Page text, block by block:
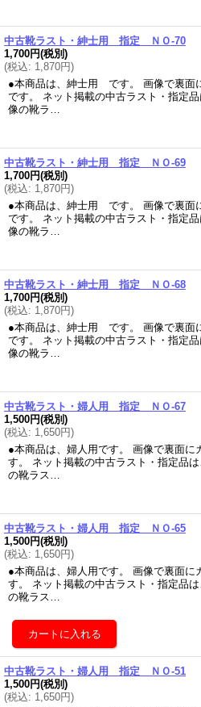
中古靴ラスト・紳士用 指定 ＮＯ-70
1,700円(税別)
(税込: 1,870円)
●本商品は、紳士用 です。 画像で裏面
です。 ネット掲載の中古ラスト・指
像の靴ラ…
中古靴ラスト・紳士用 指定 ＮＯ-69
1,700円(税別)
(税込: 1,870円)
●本商品は、紳士用 です。 画像で裏面
です。 ネット掲載の中古ラスト・指
像の靴ラ…
中古靴ラスト・紳士用 指定 ＮＯ-68
1,700円(税別)
(税込: 1,870円)
●本商品は、紳士用 です。 画像で裏面
です。 ネット掲載の中古ラスト・指
像の靴ラ…
中古靴ラスト・婦人用 指定 ＮＯ-67
1,500円(税別)
(税込: 1,650円)
●本商品は、婦人用です。 画像で裏面
す。 ネット掲載の中古ラスト・指定
の靴ラス…
中古靴ラスト・婦人用 指定 ＮＯ-65
1,500円(税別)
(税込: 1,650円)
●本商品は、婦人用です。 画像で裏面
す。 ネット掲載の中古ラスト・指定
の靴ラス…
中古靴ラスト・婦人用 指定 ＮＯ-51
1,500円(税別)
(税込: 1,650円)